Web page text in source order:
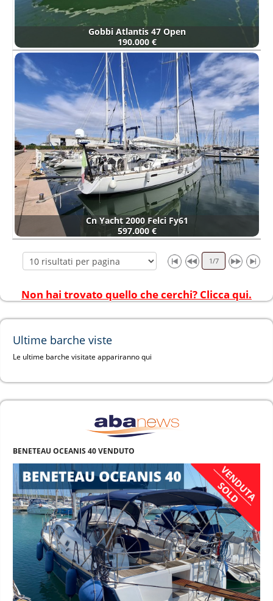
Gobbi Atlantis 47 Open
190.000 €
Cn Yacht 2000 Felci Fy61
597.000 €
Non hai trovato quello che cerchi? Clicca qui.
Ultime barche viste
Le ultime barche visitate appariranno qui
BENETEAU OCEANIS 40 VENDUTO